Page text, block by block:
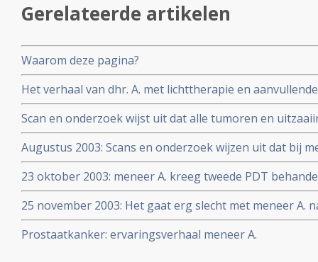
Gerelateerde artikelen
Waarom deze pagina?
Het verhaal van dhr. A. met lichttherapie en
voor zijn uitgezaaide prostaatkanker.
Scan en onderzoek wijst uit dat alle tumoren en
lijken te zijn.
Augustus 2003: Scans en onderzoek wijzen uit dat bij
in het bekkengebied worden gezien nadat deze
23 oktober 2003: meneer A. kreeg tweede PDT
Carmody in Ierland en lees hier zijn ervaringen en hoe
25 november 2003: Het gaat erg slecht met meneer A.
voor zijn uitgezaaide prostaatkanker en meneer A. is
Prostaatkanker: ervaringsverhaal meneer A.